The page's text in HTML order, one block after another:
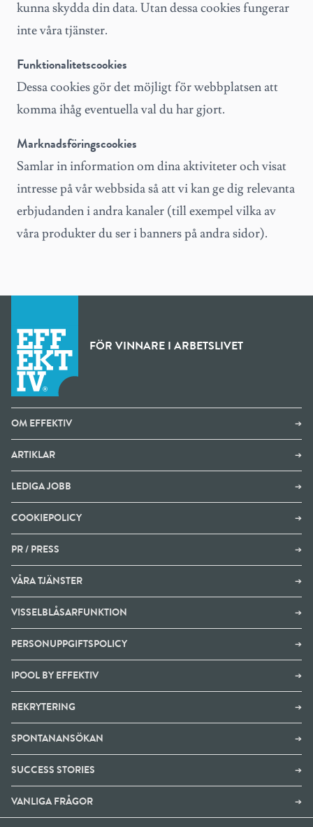
kunna skydda din data. Utan dessa cookies fungerar
inte våra tjänster.
Funktionalitetscookies
Dessa cookies gör det möjligt för webbplatsen att
komma ihåg eventuella val du har gjort.
Marknadsföringscookies
Samlar in information om dina aktiviteter och visat
intresse på vår webbsida så att vi kan ge dig relevanta
erbjudanden i andra kanaler (till exempel vilka av
våra produkter du ser i banners på andra sidor).
FÖR VINNARE I ARBETSLIVET
OM EFFEKTIV ➔
ARTIKLAR ➔
LEDIGA JOBB ➔
COOKIEPOLICY ➔
PR / PRESS ➔
VÅRA TJÄNSTER ➔
VISSELBLÅSARFUNKTION ➔
PERSONUPPGIFTSPOLICY ➔
IPOOL BY EFFEKTIV ➔
REKRYTERING ➔
SPONTANANSÖKAN ➔
SUCCESS STORIES ➔
VANLIGA FRÅGOR ➔